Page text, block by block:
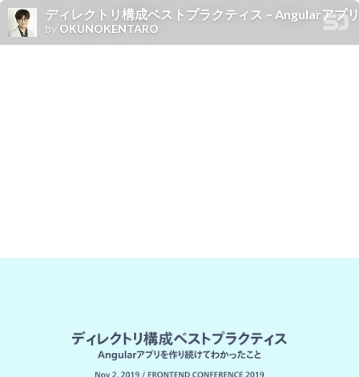
ディレクトリ構成ベストプラクティス ~ Angularアプ
by OKUNOKENTARO